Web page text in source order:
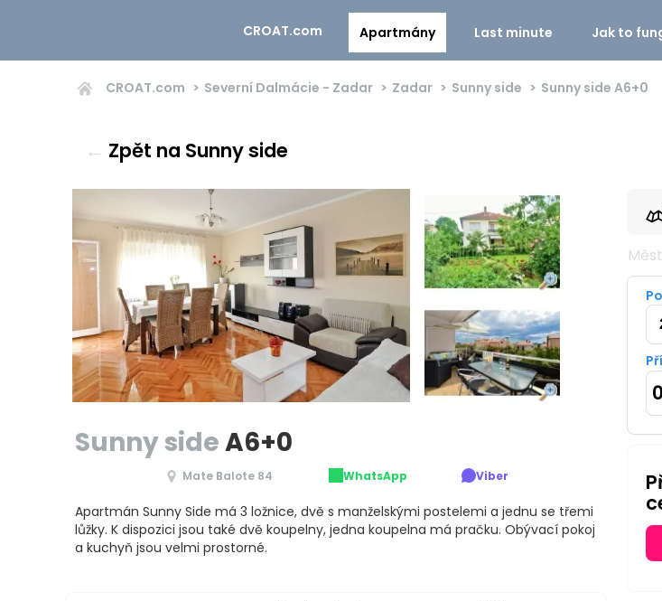
CROAT.com Apartmány Last minute Jak to
CROAT.com Severní Dalmácie - Zadar Zadar Sunny side Sunny side A6+0
← Zpět na Sunny side
Sunny sideA6+0
Mate Balote 84 WhatsApp Viber
Apartmán Sunny Side má 3 ložnice, dvě s manželskými postelemi a jednu se třemi
lůžky. K dispozici jsou také dvě koupelny, jedna koupelna má pračku. Obývací pokoj
a kuchyň jsou velmi prostorné.